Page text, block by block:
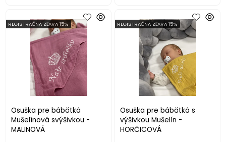
Osuška pre bábätká
Mušelínová svýšivkou -
MALINOVÁ
REGISTRAČNÁ ZĽAVA 15%
Osuška pre bábätká s
výšivkou Mušelín -
HORČICOVÁ
REGISTRAČNÁ ZĽAVA 15%